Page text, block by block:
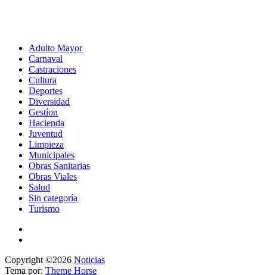
Adulto Mayor
Carnaval
Castraciones
Cultura
Deportes
Diversidad
Gestíon
Hacienda
Juventud
Limpieza
Municipales
Obras Sanitarias
Obras Viales
Salud
Sin categoría
Turismo
Copyright ©2026 Noticias
Tema por: Theme Horse